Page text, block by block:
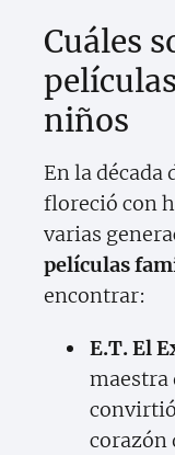
Cuáles
niños
En la
floreció con
varias
películas
encontrar:
E.T. El
maestra
corazón